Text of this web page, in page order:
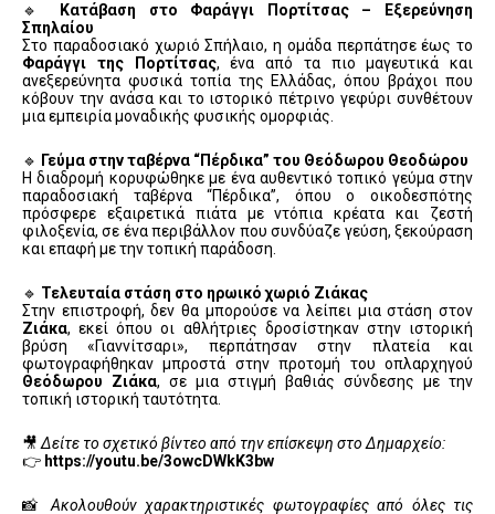
🔹
Κατάβαση στο Φαράγγι Πορτίτσας – Εξερεύνηση
Σπηλαίου
Στο παραδοσιακό χωριό Σπήλαιο, η ομάδα περπάτησε έως το
Φαράγγι της Πορτίτσας, ένα από τα πιο μαγευτικά και
ανεξερεύνητα φυσικά τοπία της Ελλάδας, όπου βράχοι που
κόβουν την ανάσα και το ιστορικό πέτρινο γεφύρι συνθέτουν
μια εμπειρία μοναδικής φυσικής ομορφιάς.
🔹 Γεύμα στην ταβέρνα “Πέρδικα” του Θεόδωρου Θεοδώρου
Η διαδρομή κορυφώθηκε με ένα αυθεντικό τοπικό γεύμα στην
παραδοσιακή ταβέρνα “Πέρδικα”, όπου ο οικοδεσπότης
πρόσφερε εξαιρετικά πιάτα με ντόπια κρέατα και ζεστή
φιλοξενία, σε ένα περιβάλλον που συνδύαζε γεύση, ξεκούραση
και επαφή με την τοπική παράδοση.
🔹 Τελευταία στάση στο ηρωικό χωριό Ζιάκας
Στην επιστροφή, δεν θα μπορούσε να λείπει μια στάση στον
Ζιάκα, εκεί όπου οι αθλήτριες δροσίστηκαν στην ιστορική
βρύση «Γιαννίτσαρι», περπάτησαν στην πλατεία και
φωτογραφήθηκαν μπροστά στην προτομή του οπλαρχηγού
Θεόδωρου Ζιάκα, σε μια στιγμή βαθιάς σύνδεσης με την
τοπική ιστορική ταυτότητα.
🎥 Δείτε το σχετικό βίντεο από την επίσκεψη στο Δημαρχείο:
👉 https://youtu.be/3owcDWkK3bw
📸 Ακολουθούν χαρακτηριστικές φωτογραφίες από όλες τις